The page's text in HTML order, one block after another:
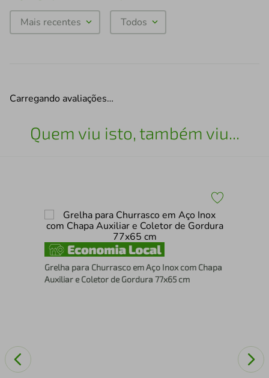
Mais recentes Todos
Carregando avaliações…
Quem viu isto, também viu...
Grelha para Churrasco em Aço Inox com Chapa
Auxiliar e Coletor de Gordura 77x65 cm